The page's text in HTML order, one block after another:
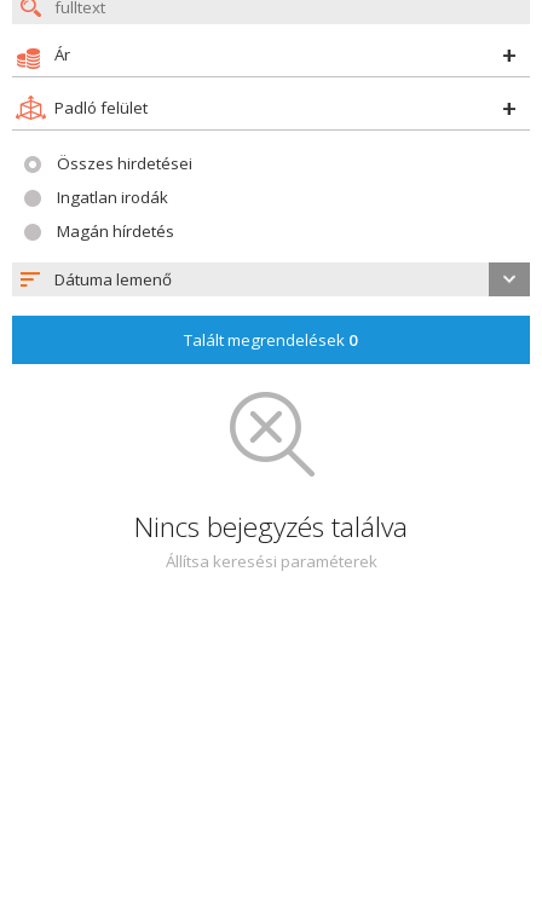
Ár
Padló felület
Összes hirdetései
Ingatlan irodák
Magán hírdetés
Dátuma lemenő
Talált megrendelések 0
Nincs bejegyzés találva
Állítsa keresési paraméterek